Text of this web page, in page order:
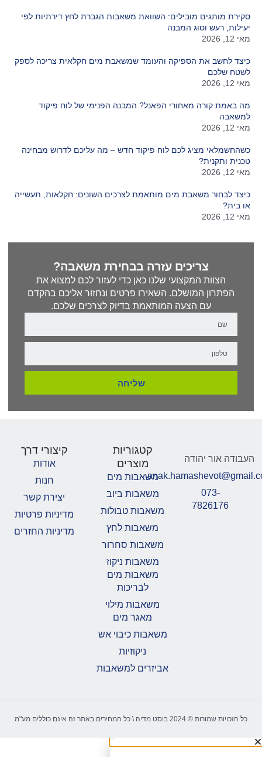
סקירת מותגים מובילים: השוואת משאבות הגברת לחץ דירתיות לפי
יעילות, רעש וסוג המבנה
מאי 12, 2026
כיצד לחשב את הספיקה והעומד שמשאבת מים חקלאית צריכה לספק
לשטח שלכם
מאי 12, 2026
מה באמת קורה מאחורי הפאנל? המבנה הפנימי של לוח פיקוד
למשאבה
מאי 12, 2026
כשהחשמלאי מציג לכם לוח פיקוד חדש – מה עליכם לדרוש מבחינה
טכנית ותקנית?
מאי 12, 2026
כיצד לבחור משאבת מים מותאמת לצרכים השונים: חקלאות, תעשייה
או בית?
מאי 12, 2026
צריכים עזרה בבחירת משאבה?
הצוות המקצועי שלנו כאן כדי לעזור לכם למצוא את
הפתרון המושלם. השאירו פרטים ונחזור אליכם בהקדם
עם הצעה המותאמת בדיוק לצרכים שלכם.
שליחה
העבודה אור יהודה
073-
7826176
קטגוריות
מוצרים
משאבות מים
משאבות ביוב
משאבות טבולות
משאבות לחץ
משאבות סחרור
משאבות ניקוז
משאבות מים
לבריכות
משאבות מילוי
מאגר מים
משאבות כיבוי אש
ניקוזיות
אביזרים למשאבות
קיצורי דרך
אודות
חנות
יצירת קשר
מדיניות פרטיות
מדיניות החזרים
כל הזכויות שמורות © 2024 בוסט מדיה \ כל המחירים באתר זה אינם כוללים מע"מ